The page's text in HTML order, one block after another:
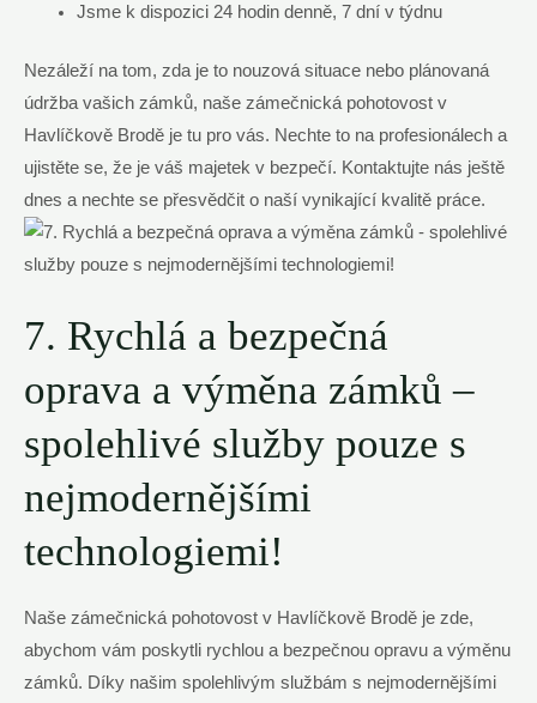
Jsme k dispozici 24 hodin denně, 7 dní v týdnu
Nezáleží na tom, zda je to nouzová situace nebo plánovaná
údržba vašich zámků, naše zámečnická pohotovost v
Havlíčkově Brodě je tu pro vás. Nechte to na profesionálech a
ujistěte se, že je váš majetek v bezpečí. Kontaktujte nás ještě
dnes a nechte se přesvědčit o naší vynikající kvalitě práce.
7. Rychlá a bezpečná
oprava a výměna zámků –
spolehlivé služby pouze s
nejmodernějšími
technologiemi!
Naše zámečnická pohotovost v Havlíčkově Brodě je zde,
abychom vám poskytli rychlou a bezpečnou opravu a výměnu
zámků. Díky našim spolehlivým službám s nejmodernějšími